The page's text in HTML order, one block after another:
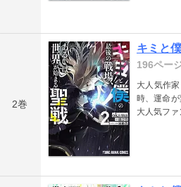
2巻
キミと
196ペー
大人気作
時、運命
大人気フ